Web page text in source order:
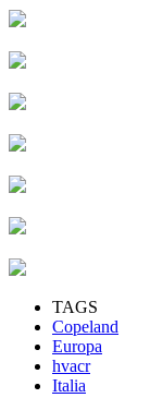
TAGS
Copeland
Europa
hvacr
Italia